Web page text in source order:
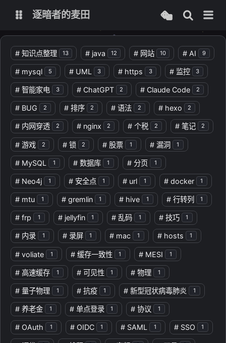
博客
服务监控
逐暗者的麦田
# 知识点整理 13 # java 12 # 网站 10 # AI 9
# mysql 5 # UML 3 # https 3 # 监控 3
# 智能家电 3 # ChatGPT 2 # Claude Code 2
# BUG 2 # 排序 2 # 语法 2 # hexo 2
# 内网穿透 2 # nginx 2 # 个税 2 # 笔记 2
# 游戏 2 # 锁 2 # 股票 1 # 漏洞 1
# MySQL 1 # 数据库 1 # 分页 1
# Neo4j 1 # 安全点 1 # url 1 # docker 1
# mtu 1 # gremlin 1 # hive 1 # 行转列 1
# frp 1 # jellyfin 1 # 乱码 1 # 技巧 1
# 内录 1 # 录屏 1 # mac 1 # hosts 1
# voliate 1 # 缓存一致性 1 # MESI 1
# 高速缓存 1 # 可见性 1 # 物理 1
# 量子物理 1 # 抗疫 1 # 新型冠状病毒肺炎 1
# 养老金 1 # 单点登录 1 # 协议 1
# OAuth 1 # OIDC 1 # SAML 1 # SSO 1